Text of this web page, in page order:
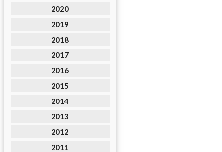
2020
2019
2018
2017
2016
2015
2014
2013
2012
2011